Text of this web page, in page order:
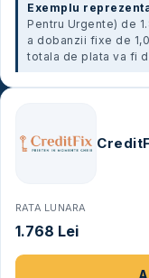
Exemplu
Pentru Urgente) de
a dobanzii fixe de
totala de plata va fi
RATA LUNARA
1.768 Lei